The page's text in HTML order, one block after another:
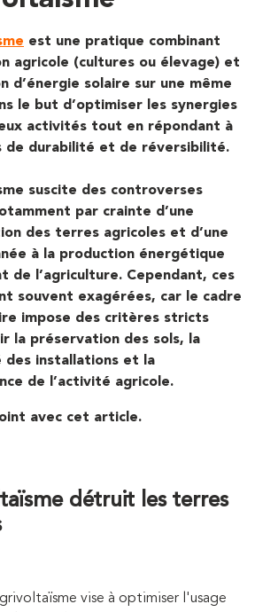
est une pratique combinant
agricole (cultures ou élevage) et
d’énergie solaire sur une même
le but d’optimiser les synergies
activités tout en répondant à
de durabilité et de réversibilité.
suscite des controverses
par crainte d’une
des terres agricoles et d’une
à la production énergétique
de l’agriculture. Cependant, ces
souvent exagérées, car le cadre
impose des critères stricts
la préservation des sols, la
des installations et la
de l’activité agricole.
avec cet article.
détruit les terres
vise à optimiser l'usage